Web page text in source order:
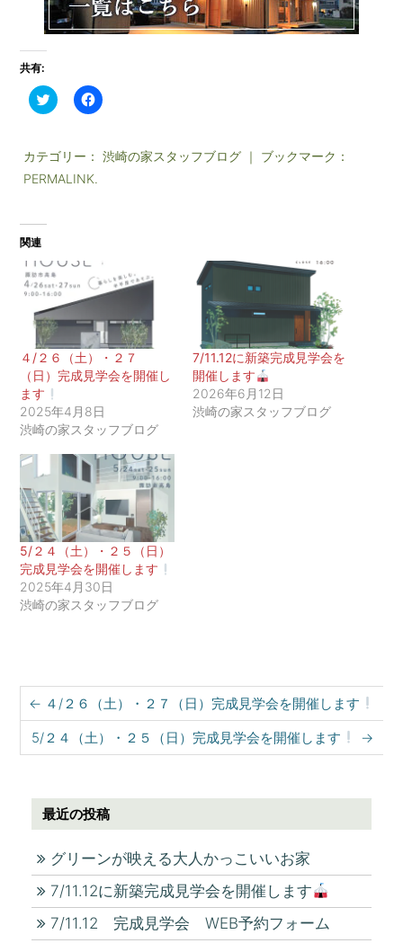
共有:
ク
リ
て
w
共
有
(
新
し
い
ウ
ィ
ン
ド
ウ
で
開
き
ま
す
F
a
o
k
は
リ
ッ
し
て
く
だ
さ
い
し
い
ウ
ン
ド
ウ
で
開
き
ま
す
カテゴリー： 渋崎の家スタッフブログ｜ ブックマーク：
PERMALINK.
関連
４/２６（土）・２７
（日）完成見学会を開催し
ます
2025年4月8日
渋崎の家スタッフブログ
7/11.12に新築完成見学会を
開催します
2026年6月12日
渋崎の家スタッフブログ
5/２４（土）・２５（日）
完成見学会を開催します
2025年4月30日
渋崎の家スタッフブログ
Post navigation
← ４/２６（土）・２７（日）完成見学会を開催します
5/２４（土）・２５（日）完成見学会を開催します
→
最近の投稿
グリーンが映える大人かっこいいお家
7/11.12に新築完成見学会を開催します
7/11.12 完成見学会 WEB予約フォーム